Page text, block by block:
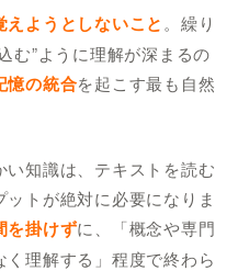
えようとしないこと。繰り
む”ように理解が深まるの
憶の統合を起こす最も自然
い知識は、テキストを読む
トが絶対に必要になりま
を掛けずに、「概念や専門
理解する」程度で終わら